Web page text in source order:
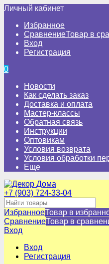
Личный кабинет
Избранное
СравнениеТовар в
Вход
Регистрация
0
Новости
Как сделать заказ
Доставка и оплата
Мастер-классы
Обратная связь
Инструкции
Оптовикам
Условия возврата
Условия обработки
Еще
+7 (903) 724-33-04
ИзбранноеТовар в
СравнениеТовар в
Вход
Вход
Регистрация